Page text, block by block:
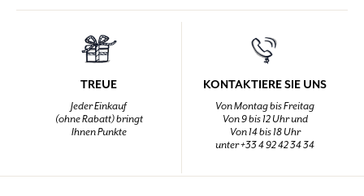
TREUE
Jeder Einkauf
(ohne Rabatt) bringt
Ihnen Punkte
KONTAKTIERE SIE UNS
Von Montag bis Freitag
Von 9 bis 12 Uhr und
Von 14 bis 18 Uhr
unter +33 4 92 42 34 34